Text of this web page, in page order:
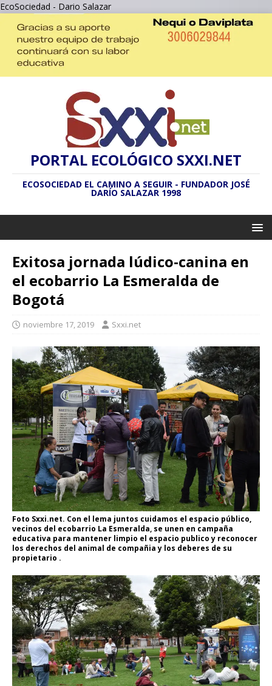
EcoSociedad - Dario Salazar
PORTAL ECOLÓGICO SXXI.NET
ECOSOCIEDAD EL CAMINO A SEGUIR - FUNDADOR JOSÉ
DARÍO SALAZAR 1998
Exitosa jornada lúdico-canina en
el ecobarrio La Esmeralda de
Bogotá
noviembre 17, 2019 Sxxi.net
Foto Sxxi.net. Con el lema juntos cuidamos el espacio público,
vecinos del ecobarrio La Esmeralda, se unen en campaña
educativa para mantener limpio el espacio publico y reconocer
los derechos del animal de compañia y los deberes de su
propietario .